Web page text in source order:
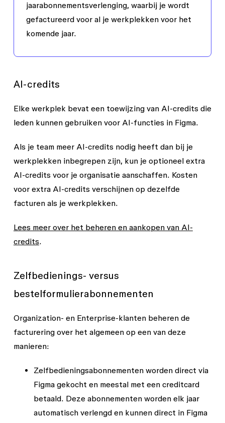
jaarabonnementsverlenging, waarbij je wordt
gefactureerd voor al je werkplekken voor het
komende jaar.
AI-credits
Elke werkplek bevat een toewijzing van AI-credits die
leden kunnen gebruiken voor AI-functies in Figma.
Als je team meer AI-credits nodig heeft dan bij je
werkplekken inbegrepen zijn, kun je optioneel extra
AI-credits voor je organisatie aanschaffen. Kosten
voor extra AI-credits verschijnen op dezelfde
facturen als je werkplekken.
Lees meer over het beheren en aankopen van AI-
credits.
Zelfbedienings- versus
bestelformulierabonnementen
Organization- en Enterprise-klanten beheren de
facturering over het algemeen op een van deze
manieren:
Zelfbedieningsabonnementen worden direct via
Figma gekocht en meestal met een creditcard
betaald. Deze abonnementen worden elk jaar
automatisch verlengd en kunnen direct in Figma